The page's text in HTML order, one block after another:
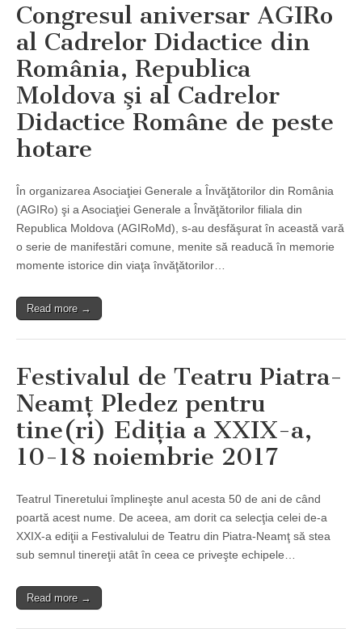
Congresul aniversar AGIRo
al Cadrelor Didactice din
România, Republica
Moldova şi al Cadrelor
Didactice Române de peste
hotare
În organizarea Asociaţiei Generale a Învăţătorilor din România
(AGIRo) şi a Asociaţiei Generale a Învăţătorilor filiala din
Republica Moldova (AGIRoMd), s-au desfăşurat în această vară
o serie de manifestări comune, menite să readucă în memorie
momente istorice din viaţa învăţătorilor…
Read more →
Festivalul de Teatru Piatra-
Neamţ Pledez pentru
tine(ri) Ediţia a XXIX-a,
10-18 noiembrie 2017
Teatrul Tineretului împlineşte anul acesta 50 de ani de când
poartă acest nume. De aceea, am dorit ca selecţia celei de-a
XXIX-a ediţii a Festivalului de Teatru din Piatra-Neamţ să stea
sub semnul tinereţii atât în ceea ce priveşte echipele…
Read more →